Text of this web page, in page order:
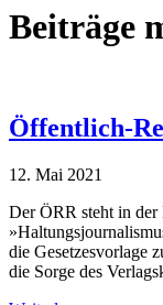
Beiträge
Öffentlich-
12. Mai 2021
Der ÖRR steht in der
die Gesetzesvorlage
die Sorge des